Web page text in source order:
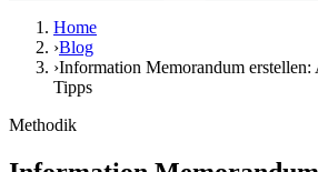
Home
›Blog
›Information Memorandum
Tipps
Methodik